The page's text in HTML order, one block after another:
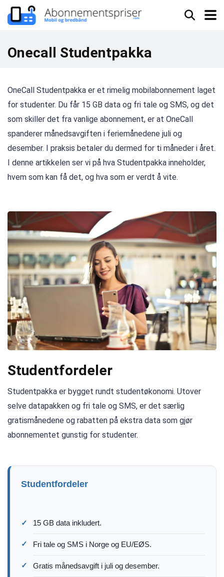
Onecall Studentpakka
OneCall Studentpakka er et rimelig mobilabonnement laget
for studenter. Du får 15 GB data og fri tale og SMS, og det
som skiller det fra vanlige abonnement, er at OneCall
spanderer månedsavgiften i feriemånedene juli og
desember. I praksis betaler du dermed for ti måneder i året.
I denne artikkelen ser vi på hva Studentpakka inneholder,
hvem som kan få det, og hva som er verdt å vite.
Studentfordeler
Studentpakka er bygget rundt studentøkonomi. Utover
selve datapakken og fri tale og SMS, er det særlig
gratismånedene og rabatten på ekstra data som gjør
abonnementet gunstig for studenter.
Studentfordeler
✓ 15 GB data inkludert.
✓ Fri tale og SMS i Norge og EU/EØS.
✓ Gratis månedsavgift i juli og desember.